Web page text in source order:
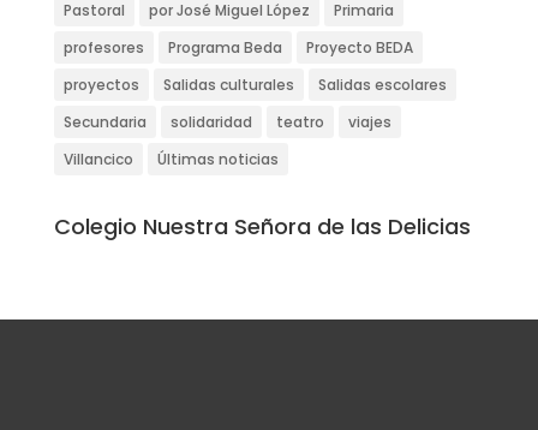
Pastoral
por José Miguel López
Primaria
profesores
Programa Beda
Proyecto BEDA
proyectos
Salidas culturales
Salidas escolares
Secundaria
solidaridad teatro
viajes
Villancico
Últimas noticias
Colegio Nuestra Señora de las Delicias